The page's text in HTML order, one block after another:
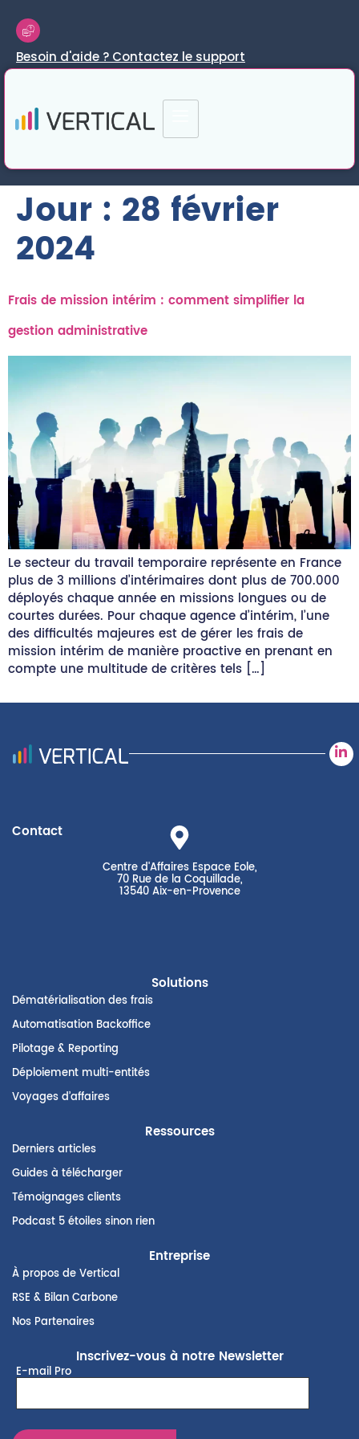
Besoin d'aide ? Contactez le support
Jour : 28 février
2024
Frais de mission intérim : comment simplifier la
gestion administrative
Le secteur du travail temporaire représente en France
plus de 3 millions d’intérimaires dont plus de 700.000
déployés chaque année en missions longues ou de
courtes durées. Pour chaque agence d’intérim, l’une
des difficultés majeures est de gérer les frais de
mission intérim de manière proactive en prenant en
compte une multitude de critères tels […]
Contact
Centre d'Affaires Espace Eole,
70 Rue de la Coquillade,
13540 Aix-en-Provence
Solutions
Dématérialisation des frais
Automatisation Backoffice
Pilotage & Reporting
Déploiement multi-entités
Voyages d’affaires
Ressources
Derniers articles
Guides à télécharger
Témoignages clients
Podcast 5 étoiles sinon rien
Entreprise
À propos de Vertical
RSE & Bilan Carbone
Nos Partenaires
Inscrivez-vous à notre Newsletter
E-mail Pro